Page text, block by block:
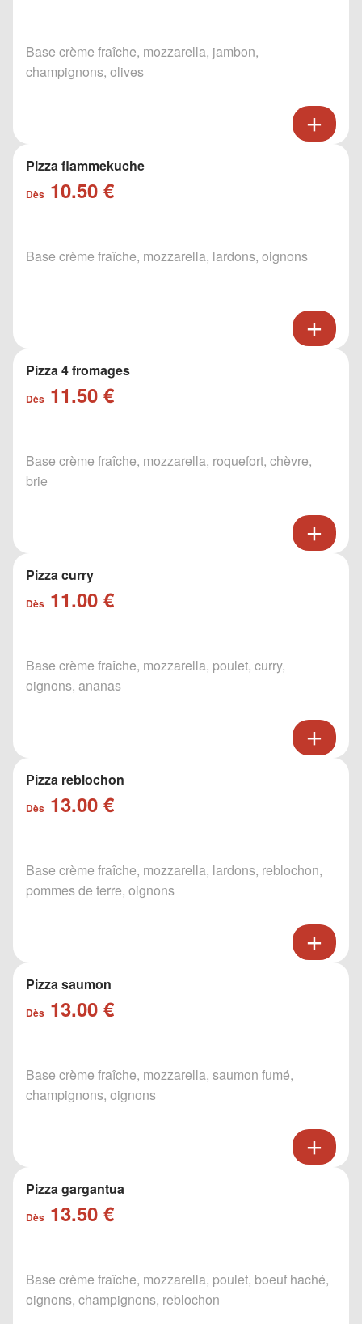
Base crème fraîche, mozzarella, jambon,
champignons, olives
Pizza flammekuche
Dès 10.50 €
Base crème fraîche, mozzarella, lardons, oignons
Pizza 4 fromages
Dès 11.50 €
Base crème fraîche, mozzarella, roquefort, chèvre,
brie
Pizza curry
Dès 11.00 €
Base crème fraîche, mozzarella, poulet, curry,
oignons, ananas
Pizza reblochon
Dès 13.00 €
Base crème fraîche, mozzarella, lardons, reblochon,
pommes de terre, oignons
Pizza saumon
Dès 13.00 €
Base crème fraîche, mozzarella, saumon fumé,
champignons, oignons
Pizza gargantua
Dès 13.50 €
Base crème fraîche, mozzarella, poulet, boeuf haché,
oignons, champignons, reblochon